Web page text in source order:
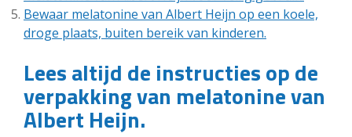
Bewaar melatonine van Albert Heijn op een koele,
droge plaats, buiten bereik van kinderen.
Lees altijd de instructies op de
verpakking van melatonine van
Albert Heijn.